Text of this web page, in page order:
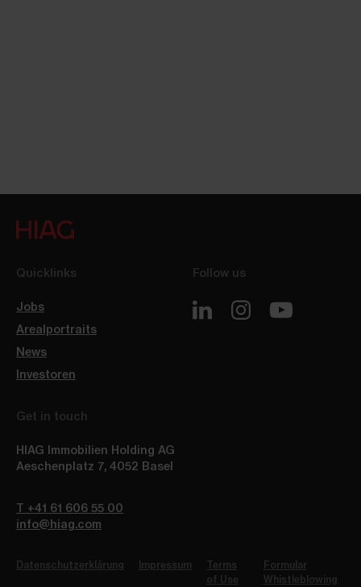
Quicklinks
Jobs
Arealportraits
News
Investoren
Follow us
Get in touch
HIAG Immobilien Holding AG
Aeschenplatz 7, 4052 Basel
T +41 61 606 55 00
info@hiag.com
Datenschutzerklärung Impressum
Terms
of Use
Formular
Whistleblowing